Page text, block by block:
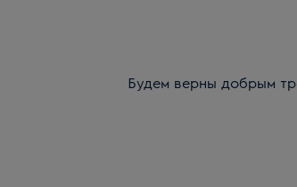
Будем верны добрым